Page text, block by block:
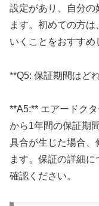
設定があり、自分の
ます。初めての方
いくことをおすすめ
**Q5: 保証期間はど
**A5:** エアードク
から1年間の保証期
具合が生じた場合、
ます。保証の詳細
確認ください。